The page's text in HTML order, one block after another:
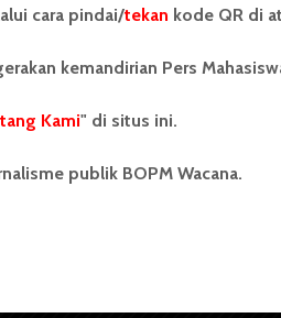
Iklan
Media Siber
cara pindai/tekan kode QR di
kemandirian Pers
Kami" di situs ini.
publik BOPM Wacana.